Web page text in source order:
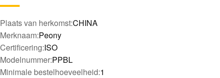
Plaats van herkomst:CHINA
Merknaam:Peony
Certificering:ISO
Modelnummer:PPBL
Minimale bestelhoeveelheid:1